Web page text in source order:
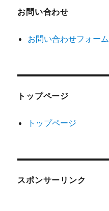
お問い合わせ
お問い合わせフォーム
トップページ
トップページ
スポンサーリンク